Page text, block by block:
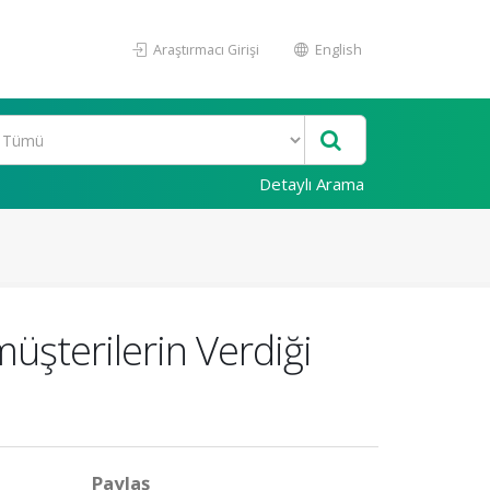
Araştırmacı Girişi English
Detaylı Arama
Verdiği
Paylaş